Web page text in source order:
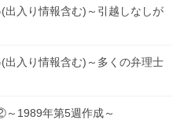
入り情報含む)～引越しなしが
入り情報含む)～多くの弁理士
1989年第5週作成～